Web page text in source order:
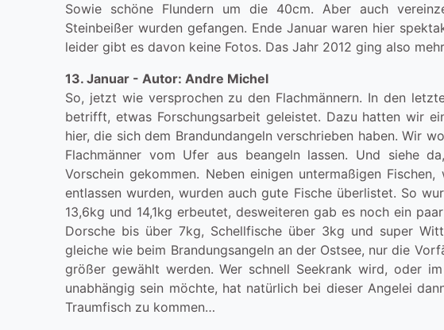
Sowie schöne Flundern um die 40cm. Aber auch
Steinbeißer wurden gefangen. Ende Januar waren hier
leider gibt es davon keine Fotos. Das Jahr 2012 ging also
13. Januar - Autor: Andre Michel
So, jetzt wie versprochen zu den Flachmännern. In den
betrifft, etwas Forschungsarbeit geleistet. Dazu hatten wir
hier, die sich dem Brandundangeln verschrieben haben. Wir
Flachmänner vom Ufer aus beangeln lassen. Und siehe
Vorschein gekommen. Neben einigen untermaßigen
entlassen wurden, wurden auch gute Fische überlistet. So
13,6kg und 14,1kg erbeutet, desweiteren gab es noch ein
Dorsche bis über 7kg, Schellfische über 3kg und super
gleiche wie beim Brandungsangeln an der Ostsee, nur die
größer gewählt werden. Wer schnell Seekrank wird, oder
unabhängig sein möchte, hat natürlich bei dieser Angelei
Traumfisch zu kommen…